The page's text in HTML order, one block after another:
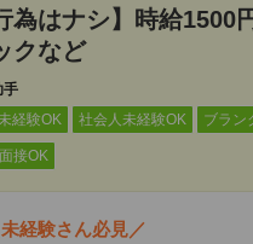
為はナシ】時給1500
クなど
手
経験OK 社会人未経験OK ブラン
接OK
経験さん必見／